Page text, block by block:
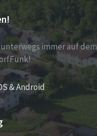
immer auf dem
& Android